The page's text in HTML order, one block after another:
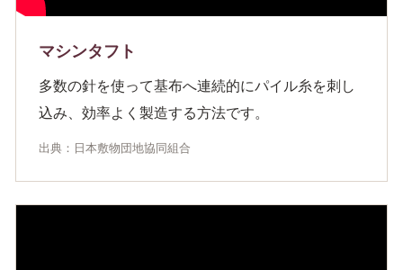
マシンタフト
多数の針を使って基布へ連続的にパイル糸を刺し
込み、効率よく製造する方法です。
出典：日本敷物団地協同組合